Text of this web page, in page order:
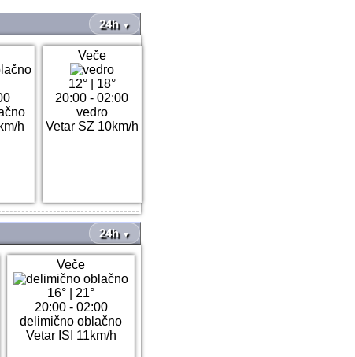
24h ▼
h
Veče
12°| 18°
20:00 - 02:00
vedro
Vetar SZ 10km/h
24h ▼
Veče
16°
21°
20:00 - 02:00
delimično oblačno
Vetar ISI 11km/h